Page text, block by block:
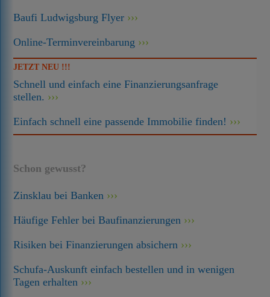
Baufi Ludwigsburg Flyer
Online-Terminvereinbarung
JETZT NEU !!!
Schnell und einfach eine Finanzierungsanfrage
stellen.
Einfach schnell eine passende Immobilie finden!
Schon gewusst?
Zinsklau bei Banken
Häufige Fehler bei Baufinanzierungen
Risiken bei Finanzierungen absichern
Schufa-Auskunft einfach bestellen und in wenigen
Tagen erhalten